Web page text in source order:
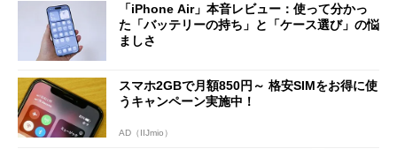
「iPhone Air」本音レビュー：使って分かっ
た「バッテリーの持ち」と「ケース選び」の悩
ましさ
スマホ2GBで月額850円～ 格安SIMをお得に使
うキャンペーン実施中！
AD（IIJmio）